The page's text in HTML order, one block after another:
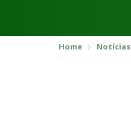
Home Notícias